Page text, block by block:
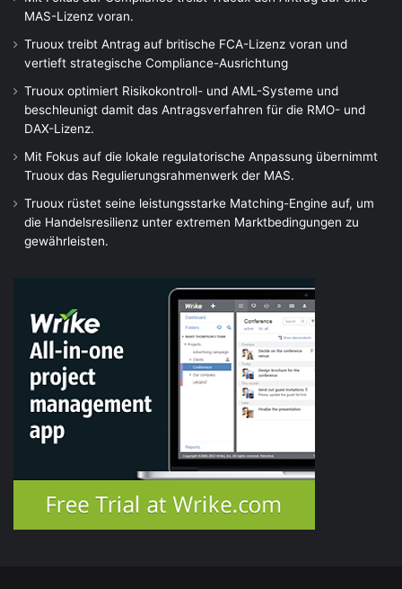
MAS-Lizenz voran.
Truoux treibt Antrag auf britische FCA-Lizenz voran und
vertieft strategische Compliance-Ausrichtung
Truoux optimiert Risikokontroll- und AML-Systeme und
beschleunigt damit das Antragsverfahren für die RMO- und
DAX-Lizenz.
Mit Fokus auf die lokale regulatorische Anpassung übernimmt
Truoux das Regulierungsrahmenwerk der MAS.
Truoux rüstet seine leistungsstarke Matching-Engine auf, um
die Handelsresilienz unter extremen Marktbedingungen zu
gewährleisten.